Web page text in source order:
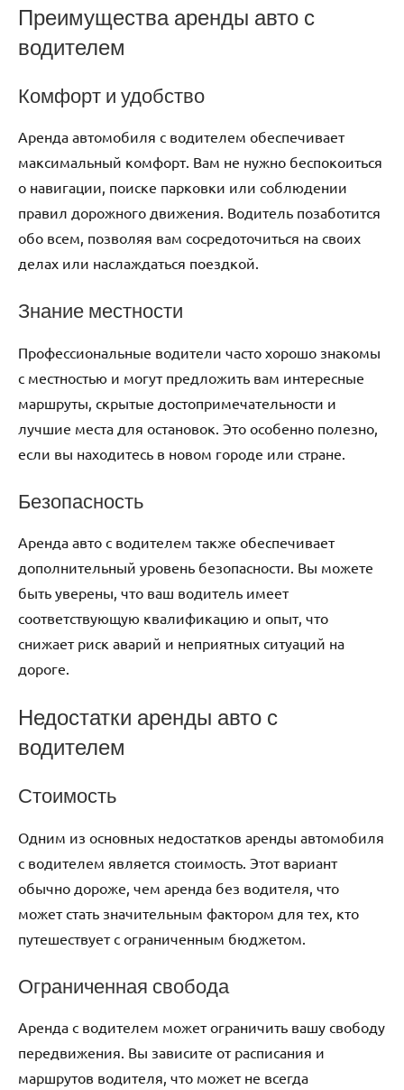
Преимущества аренды авто с
водителем
Комфорт и удобство
Аренда автомобиля с водителем обеспечивает
максимальный комфорт. Вам не нужно беспокоиться
о навигации, поиске парковки или соблюдении
правил дорожного движения. Водитель позаботится
обо всем, позволяя вам сосредоточиться на своих
делах или наслаждаться поездкой.
Знание местности
Профессиональные водители часто хорошо знакомы
с местностью и могут предложить вам интересные
маршруты, скрытые достопримечательности и
лучшие места для остановок. Это особенно полезно,
если вы находитесь в новом городе или стране.
Безопасность
Аренда авто с водителем также обеспечивает
дополнительный уровень безопасности. Вы можете
быть уверены, что ваш водитель имеет
соответствующую квалификацию и опыт, что
снижает риск аварий и неприятных ситуаций на
дороге.
Недостатки аренды авто с
водителем
Стоимость
Одним из основных недостатков аренды автомобиля
с водителем является стоимость. Этот вариант
обычно дороже, чем аренда без водителя, что
может стать значительным фактором для тех, кто
путешествует с ограниченным бюджетом.
Ограниченная свобода
Аренда с водителем может ограничить вашу свободу
передвижения. Вы зависите от расписания и
маршрутов водителя, что может не всегда